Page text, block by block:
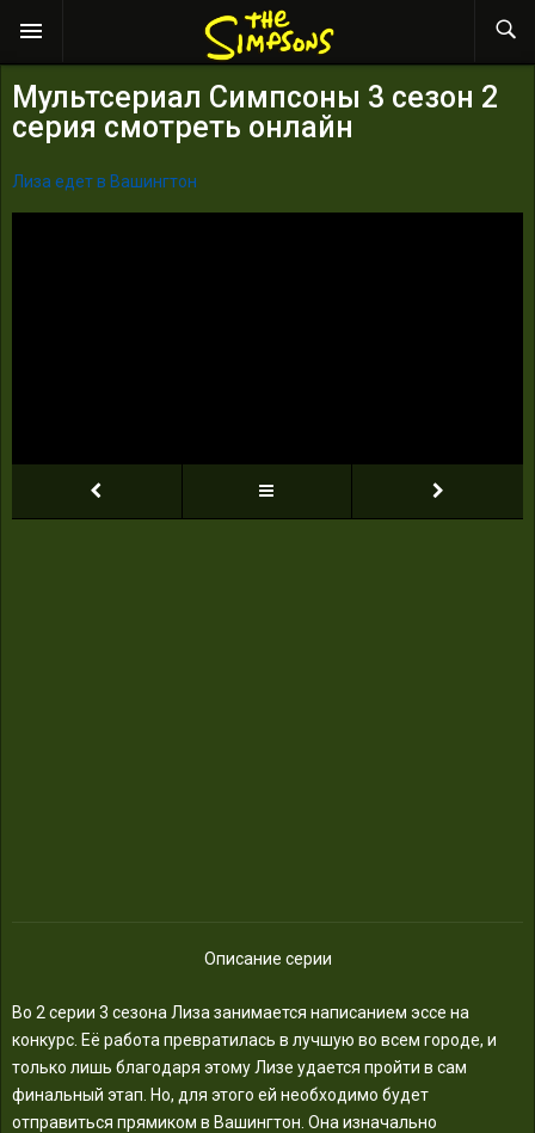
Мультсериал Симпсоны 3 сезон 2
серия смотреть онлайн
Лиза едет в Вашингтон
Описание серии
Во 2 серии 3 сезона Лиза занимается написанием эссе на
конкурс. Её работа превратилась в лучшую во всем городе, и
только лишь благодаря этому Лизе удается пройти в сам
финальный этап. Но, для этого ей необходимо будет
отправиться прямиком в Вашингтон. Она изначально